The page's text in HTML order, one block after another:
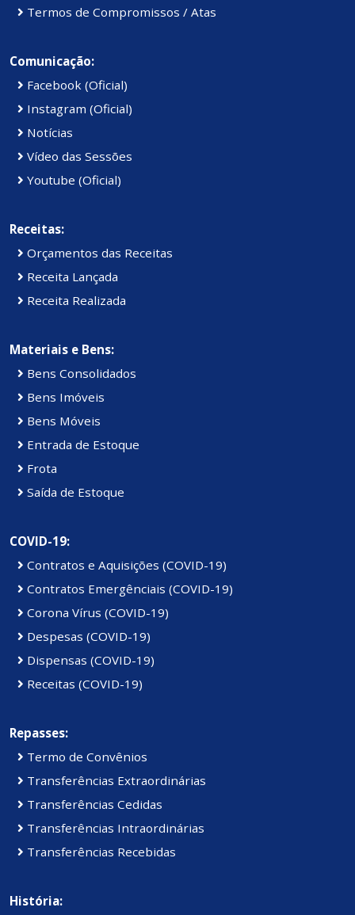
Termos de Compromissos / Atas
Comunicação:
Facebook (Oficial)
Instagram (Oficial)
Notícias
Vídeo das Sessões
Youtube (Oficial)
Receitas:
Orçamentos das Receitas
Receita Lançada
Receita Realizada
Materiais e Bens:
Bens Consolidados
Bens Imóveis
Bens Móveis
Entrada de Estoque
Frota
Saída de Estoque
COVID-19:
Contratos e Aquisições (COVID-19)
Contratos Emergênciais (COVID-19)
Corona Vírus (COVID-19)
Despesas (COVID-19)
Dispensas (COVID-19)
Receitas (COVID-19)
Repasses:
Termo de Convênios
Transferências Extraordinárias
Transferências Cedidas
Transferências Intraordinárias
Transferências Recebidas
História: